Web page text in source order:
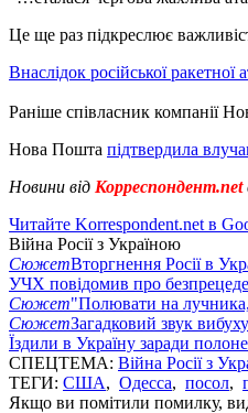
Це ще раз підкреслює
Внаслідок російської ракетної
Раніше співласник компанії
Нова Пошта підтвердила
Новини від Корреспондент.net
Читайте Korrespondent.net в
Війна Росії з Україною
СюжетВторгнення Росії в
УЧХ повідомив про
Сюжет"Полювати на лучника,
СюжетЗагадковий звук
Їздили в Україну заради
СПЕЦТЕМА: Війна Росії з
ТЕГИ: США, Одесса, посол,
Якщо ви помітили помилку,